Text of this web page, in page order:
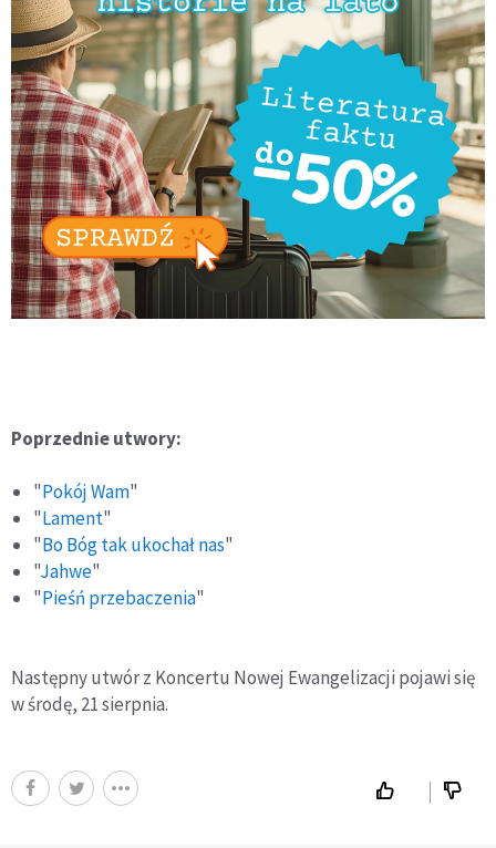
Poprzednie utwory:
"Pokój Wam"
"Lament"
"Bo Bóg tak ukochał nas"
"Jahwe"
"Pieśń przebaczenia"
Następny utwór z Koncertu Nowej Ewangelizacji pojawi się
w środę, 21 sierpnia.